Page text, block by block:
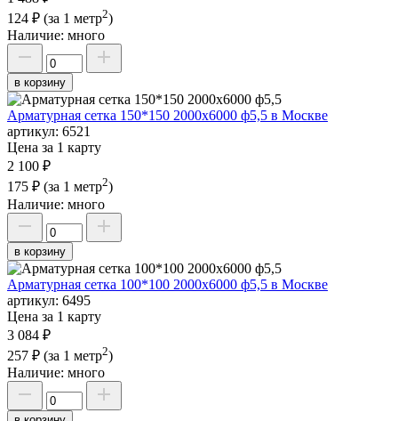
124 ₽ (за 1 метр2)
Наличие: много
в корзину
Арматурная сетка 150*150 2000х6000 ф5,5 в Москве
артикул: 6521
Цена за 1 карту
2 100 ₽
175 ₽ (за 1 метр2)
Наличие: много
в корзину
Арматурная сетка 100*100 2000х6000 ф5,5 в Москве
артикул: 6495
Цена за 1 карту
3 084 ₽
257 ₽ (за 1 метр2)
Наличие: много